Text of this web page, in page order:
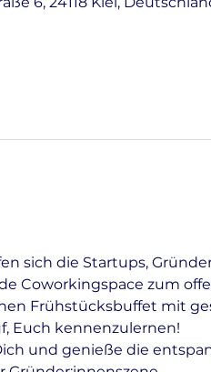
sich die Startups,
Coworkingspace zum
Frühstücksbuffet mit
Euch kennenzulernen!
und genieße die